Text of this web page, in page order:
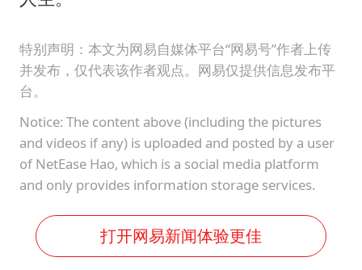
特别声明：本文为网易自媒体平台“网易号”作者上传
并发布，仅代表该作者观点。网易仅提供信息发布平
台。
Notice: The content above (including the pictures
and videos if any) is uploaded and posted by a user
of NetEase Hao, which is a social media platform
and only provides information storage services.
打开网易新闻体验更佳